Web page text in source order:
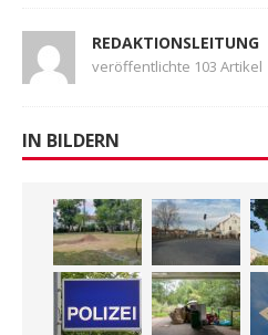
REDAKTIONSLEITUNG
veröffentlichte 103 Artikel
IN BILDERN